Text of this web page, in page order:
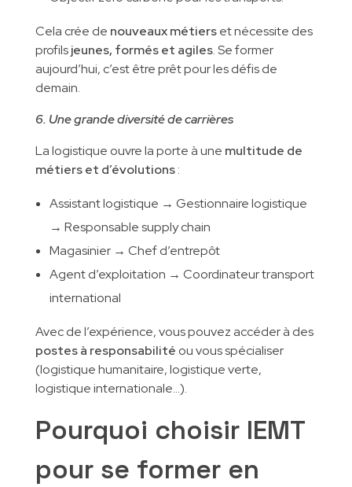
Cela crée de nouveaux métierset nécessite des
profilsjeunes, formés et agiles. Se former
aujourd’hui, c’est être prêt pour les défis de
demain.
6. Une grande diversité de carrières
La logistique ouvre la porte à une multitude de
métiers et d’évolutions:
Assistant logistique → Gestionnaire logistique
→ Responsable supply chain
Magasinier → Chef d’entrepôt
Agent d’exploitation → Coordinateur transport
international
Avec de l’expérience, vous pouvez accéder à des
postes à responsabilité ou vous spécialiser
(logistique humanitaire, logistique verte,
logistique internationale…).
Pourquoi choisir IEMT
pour se former en